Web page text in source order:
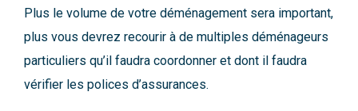
Plus le volume de votre déménagement sera important,
plus vous devrez recourir à de multiples déménageurs
particuliers qu’il faudra coordonner et dont il faudra
vérifier les polices d’assurances.